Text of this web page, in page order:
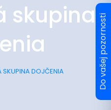
skupina
SKUPINA DOJČENIA